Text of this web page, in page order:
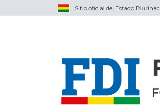
Sitio oficial del Estado